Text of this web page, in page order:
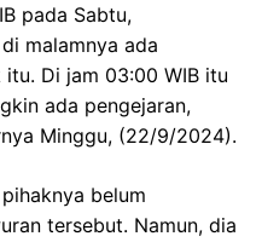
pada Sabtu,
malamnya ada
Di jam 03:00 WIB itu
ada pengejaran,
Minggu, (22/9/2024).
belum
tersebut. Namun, dia